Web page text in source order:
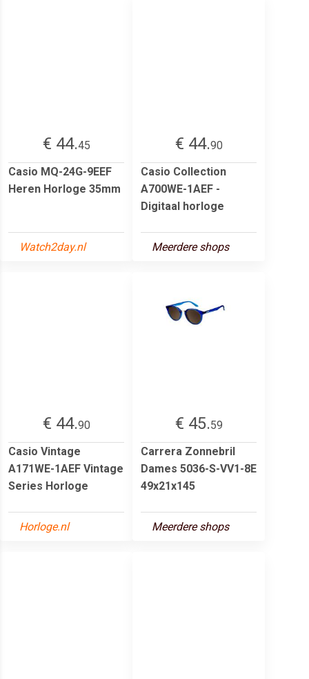
€ 44.45
Casio MQ-24G-9EEF
Heren Horloge 35mm
Watch2day.nl
€ 44.90
Casio Collection
A700WE-1AEF -
Digitaal horloge
Meerdere shops
€ 44.90
Casio Vintage
A171WE-1AEF Vintage
Series Horloge
Horloge.nl
€ 45.59
Carrera Zonnebril
Dames 5036-S-VV1-8E
49x21x145
Meerdere shops